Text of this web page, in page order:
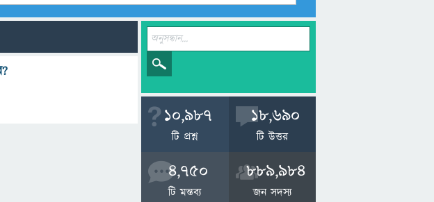
10,987
টি প্রশ্ন
18,690
টি উত্তর
4,750
টি মন্তব্য
889,984
জন সদস্য